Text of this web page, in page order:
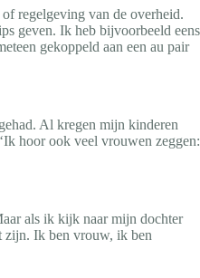
regelgeving van de overheid.
geven. Ik heb bijvoorbeeld eens
gekoppeld aan een au pair
Al kregen mijn kinderen
hoor ook veel vrouwen zeggen:
als ik kijk naar mijn dochter
zijn. Ik ben vrouw, ik ben